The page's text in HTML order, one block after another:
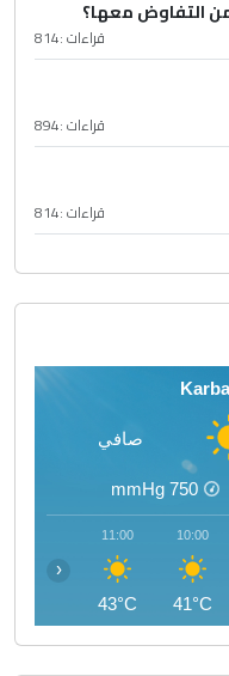
التفاوض معها؟
قراءات :814
قراءات :894
قراءات :814
صافي
750
mmHg
10:00
41°C
11:00
43°C
‹